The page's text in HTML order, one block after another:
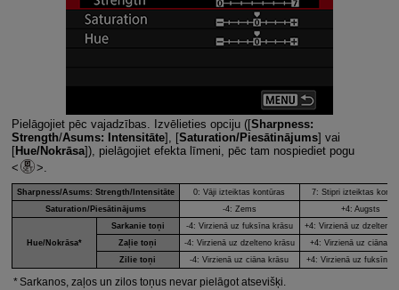
Pielāgojiet pēc vajadzības. Izvēlieties opciju ([Sharpness:
Strength/Asums: Intensitāte], [Saturation/Piesātinājums] vai
[Hue/Nokrāsa]), pielāgojiet efekta līmeni, pēc tam nospiediet pogu
.
Sharpness/Asums: Strength/Intensitāte 0: Vāji izteiktas kontūras
7: Stipri izteiktas
Saturation/Piesātinājums
-4: Zems +4: Augsts
Hue/Nokrāsa*
Sarkanie toņi -4: Virzienā uz fuksīna krāsu
+4: Virzienā uz dzelteno
Zaļie toņi
-4: Virzienā uz dzelteno krāsu
+4: Virzienā uz ciāna
Zilie toņi
-4: Virzienā uz ciāna krāsu +4: Virzienā uz fuksīna
Sarkanos, zaļos un zilos toņus nevar pielāgot atsevišķi.